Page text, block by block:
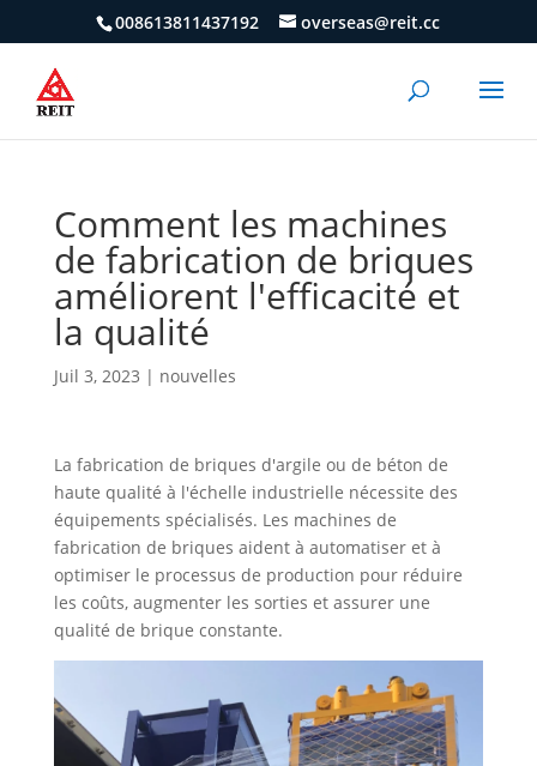
008613811437192 overseas@reit.cc
Comment les machines
de fabrication de briques
améliorent l'efficacité et
la qualité
Juil 3, 2023 | nouvelles
La fabrication de briques d'argile ou de béton de
haute qualité à l'échelle industrielle nécessite des
équipements spécialisés. Les machines de
fabrication de briques aident à automatiser et à
optimiser le processus de production pour réduire
les coûts, augmenter les sorties et assurer une
qualité de brique constante.